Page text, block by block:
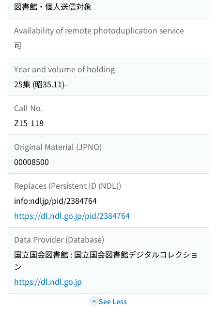
図書館・個人送信対象
Availability of remote photoduplication service
可
Year and volume of holding
25集 (昭35.11)-
Call No.
Z15-118
Original Material (JPNO)
00008500
Replaces (Persistent ID (NDL))
info:ndljp/pid/2384764
https://dl.ndl.go.jp/pid/2384764
Data Provider (Database)
国立国会図書館 : 国立国会図書館デジタルコレクショ
ン
https://dl.ndl.go.jp
See Less